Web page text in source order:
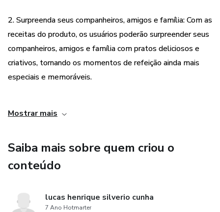
2. Surpreenda seus companheiros, amigos e família: Com as
receitas do produto, os usuários poderão surpreender seus
companheiros, amigos e família com pratos deliciosos e
criativos, tornando os momentos de refeição ainda mais
especiais e memoráveis.
opção para cozinhar em casa, o produto também oferece a
usuários podem utilizar as receitas para criar um negócio de
venda de alimentos ou oferecer serviços de catering, por
Mostrar mais
Saiba mais sobre quem criou o
conteúdo
lucas henrique silverio cunha
7 Ano Hotmarter